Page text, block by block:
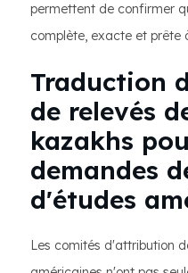
permettent de confirmer
complète, exacte et prête
Traduction
de relevés
kazakhs
demandes
d'études
Les comités d'attribution